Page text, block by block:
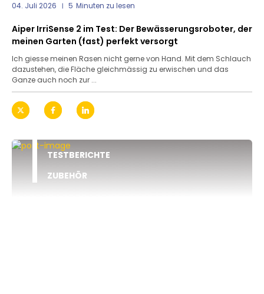
04. Juli 2026 5 Minuten zu lesen
Aiper IrriSense 2 im Test: Der Bewässerungsroboter, der
meinen Garten (fast) perfekt versorgt
Ich giesse meinen Rasen nicht gerne von Hand. Mit dem Schlauch
dazustehen, die Fläche gleichmässig zu erwischen und das
Ganze auch noch zur ...
TESTBERICHTE
ZUBEHÖR